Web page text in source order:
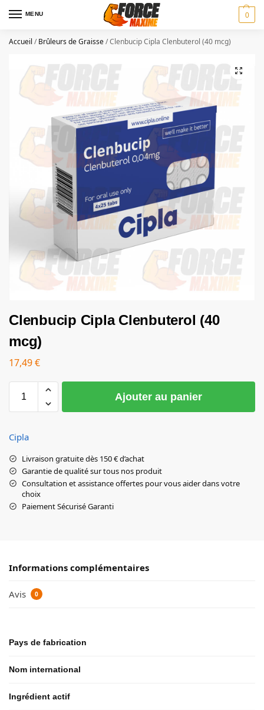
MENU 0
Accueil /Brûleurs de Graisse/Clenbucip Cipla Clenbuterol (40 mcg)
Clenbucip Cipla Clenbuterol (40
mcg)
17,49€
Ajouter au panier
Cipla
Livraison gratuite dès 150 € d’achat
Garantie de qualité sur tous nos produit
Consultation et assistance offertes pour vous aider dans votre
choix
Paiement Sécurisé Garanti
Informations complémentaires
Avis 0
Pays de fabrication
Nom international
Ingrédient actif